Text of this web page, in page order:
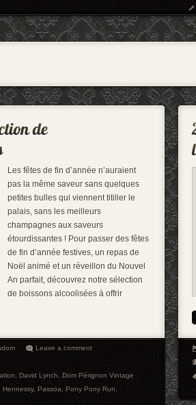
Les fêtes de fin d’année n’auraient
pas la même saveur sans quelques
petites bulles qui viennent titiller le
palais, sans les meilleurs
champagnes aux saveurs
étourdissantes ! Pour passer des fêtes
de fin d’année festives, un repas de
Noël animé et un réveillon du Nouvel
An parfait, découvrez notre sélection
de boissons alcoolisées à offrir
Leave a comment
,David Lynch,Dom Pérignon Vintage
Hennessy,Passoa,Pony Pony Run,